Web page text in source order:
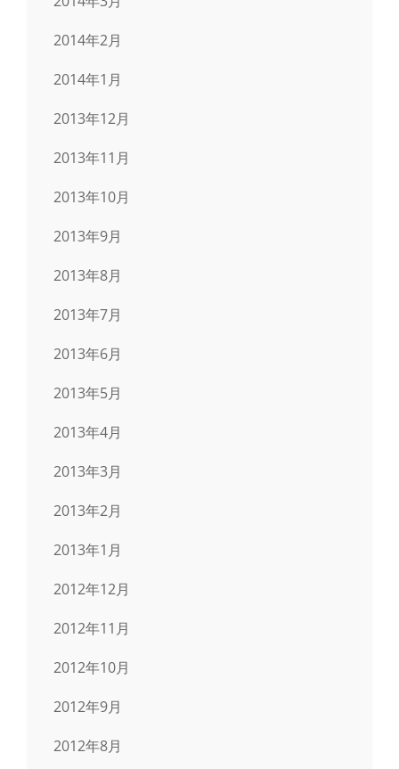
2014年2月
2014年1月
2013年12月
2013年11月
2013年10月
2013年9月
2013年8月
2013年7月
2013年6月
2013年5月
2013年4月
2013年3月
2013年2月
2013年1月
2012年12月
2012年11月
2012年10月
2012年9月
2012年8月